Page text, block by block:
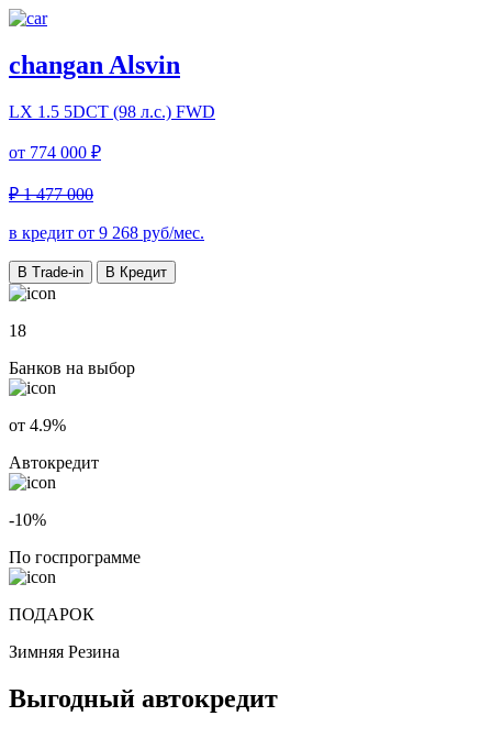
changan Alsvin
LX 1.5 5DCT (98 л.с.) FWD
от 774 000 ₽
₽ 1 477 000
в кредит от 9 268 руб/мес.
В Trade-in В Кредит
18
Банков на выбор
от 4.9%
Автокредит
-10%
По госпрограмме
ПОДАРОК
Зимняя Резина
Выгодный автокредит